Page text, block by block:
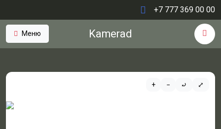
+7 777 369 00 00
Меню Kamerad
+ − ⤾ ⤢